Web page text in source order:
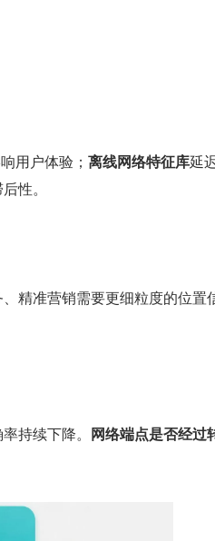
用户体验； 离线网络特征库延
性。
精准营销需要更细粒度的位置
持续下降。 网络端点是否经过